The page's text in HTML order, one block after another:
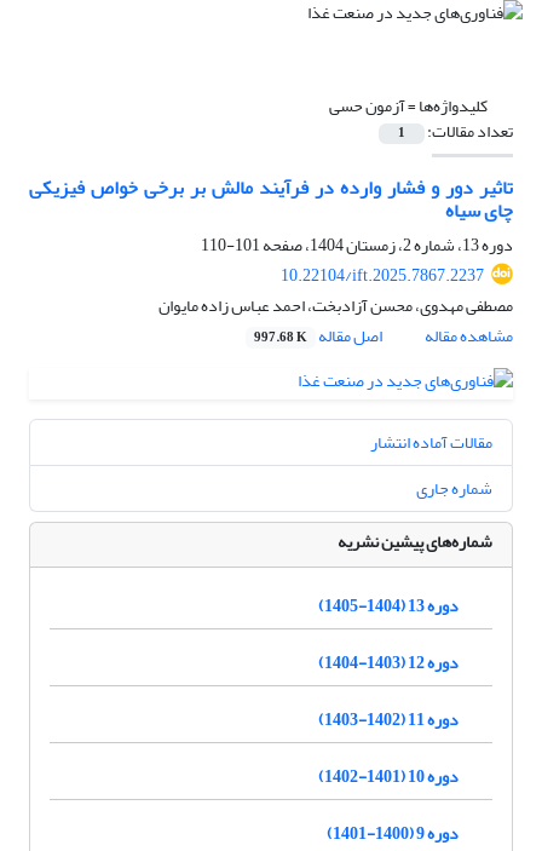
کلیدواژه‌ها =آزمون حسی
تعداد مقالات: 1
تاثیر دور و فشار وارده در فرآیند مالش بر برخی خواص فیزیکی
چای سیاه
دوره 13، شماره 2، زمستان 1404، صفحه
101-110
10.22104/ift.2025.7867.2237
مصطفی مهدوی، محسن آزادبخت، احمد عباس زاده مایوان
مشاهده مقاله
اصل مقاله 997.68 K
مقالات آماده انتشار
شماره جاری
شماره‌های پیشین نشریه
دوره 13 (1404-1405)
دوره 12 (1403-1404)
دوره 11 (1402-1403)
دوره 10 (1401-1402)
دوره 9 (1400-1401)